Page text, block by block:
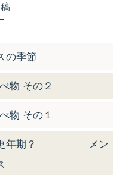
の季節
物 その２
物 その１
性更年期？ メン